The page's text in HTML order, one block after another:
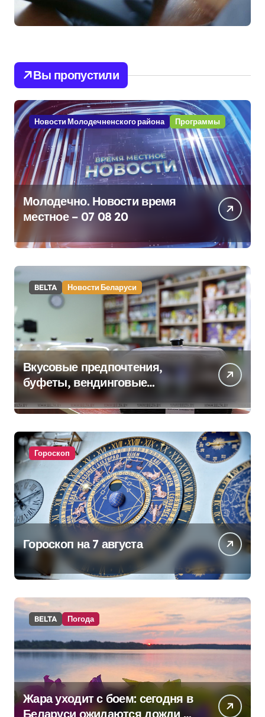
Вы пропустили
Новости Молодечненского района Программы
Молодечно. Новости время
местное – 07 08 20
BELTA Новости Беларуси
Вкусовые предпочтения,
буфеты, вендинговые
аппараты. Минобразования об
изменениях в школьном
питании
Гороскоп
Гороскоп на 7 августа
BELTA Погода
Жара уходит с боем: сегодня в
Беларуси ожидаются дожди и